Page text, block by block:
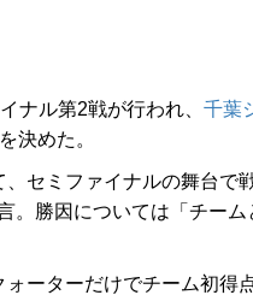
ナル第2戦が行われ、 千葉
決めた。
セミファイナルの舞台で
。勝因については「チーム
ーターだけでチーム初得